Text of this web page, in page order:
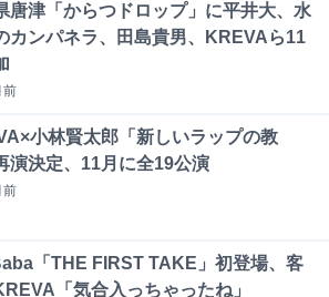
唐津「からつドロップ」に平井大、水
カンパネラ、田島貴男、KREVAら11
前
小林賢太郎「新しいラップの教
演決定、11月に全19公演
前
「THE FIRST TAKE」初登場、客
「気合入っちゃったね」